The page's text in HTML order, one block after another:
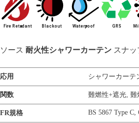
ソース 耐火性シャワーカーテン スナ
応用 シャワーカーテ
関数 難燃性+遮光 難
FR規格 BS 5867 Type C